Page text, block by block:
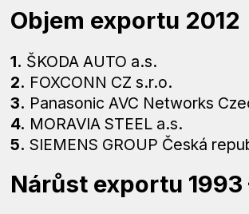
Objem exportu 2012
1. ŠKODA AUTO a.s.
2. FOXCONN CZ s.r.o.
3. Panasonic AVC Networks
4. MORAVIA STEEL a.s.
5. SIEMENS GROUP Česká
Nárůst exportu 1993